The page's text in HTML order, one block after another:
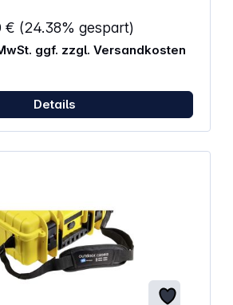
€ (24.38% gespart)
ggf. zzgl. Versandkosten
Details